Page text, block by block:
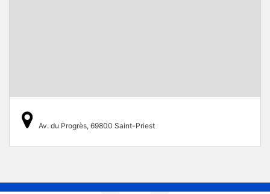
Av. du Progrès, 69800 Saint-Priest